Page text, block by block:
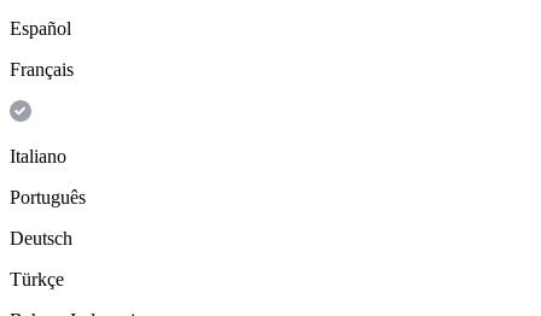
Español
Français
Italiano
Português
Deutsch
Türkçe